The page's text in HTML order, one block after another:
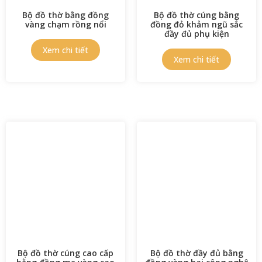
Bộ đồ thờ bằng đồng
vàng chạm rồng nổi
Bộ đồ thờ cúng bằng
đồng đỏ khảm ngũ sắc
đầy đủ phụ kiện
Bộ đồ thờ cúng cao cấp
Bộ đồ thờ đầy đủ bằng